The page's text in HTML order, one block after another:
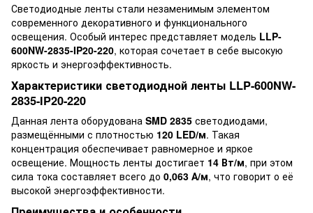
Светодиодные ленты стали незаменимым элементом
современного декоративного и функционального
освещения. Особый интерес представляет модель LLP-
600NW-2835-IP20-220, которая сочетает в себе высокую
яркость и энергоэффективность.
Характеристики светодиодной ленты LLP-600NW-
2835-IP20-220
Данная лента оборудована SMD 2835 светодиодами,
размещёнными с плотностью 120 LED/м. Такая
концентрация обеспечивает равномерное и яркое
освещение. Мощность ленты достигает 14 Вт/м, при этом
сила тока составляет всего до 0,063 А/м, что говорит о её
высокой энергоэффективности.